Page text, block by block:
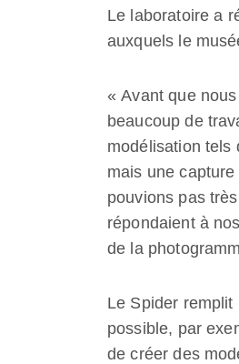
Le laboratoire a
auxquels le
« Avant que
beaucoup de
modélisation tels
mais une
pouvions pas
répondaient à
de la
Le Spider
possible, par
de créer des